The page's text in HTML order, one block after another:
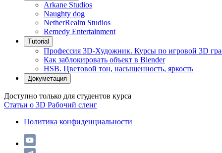
Arkane Studios
Naughty dog
NetherRealm Studios
Remedy Entertainment
Tutorial
Профессия 3D-Художник. Курсы по игровой 3D
Как заблокировать объект в Blender
HSB. Цветовой тон, насыщенность, яркость
Докуметация
Доступно только для студентов курса
Статьи о 3D Рабочий сленг
Политика конфиденциальности